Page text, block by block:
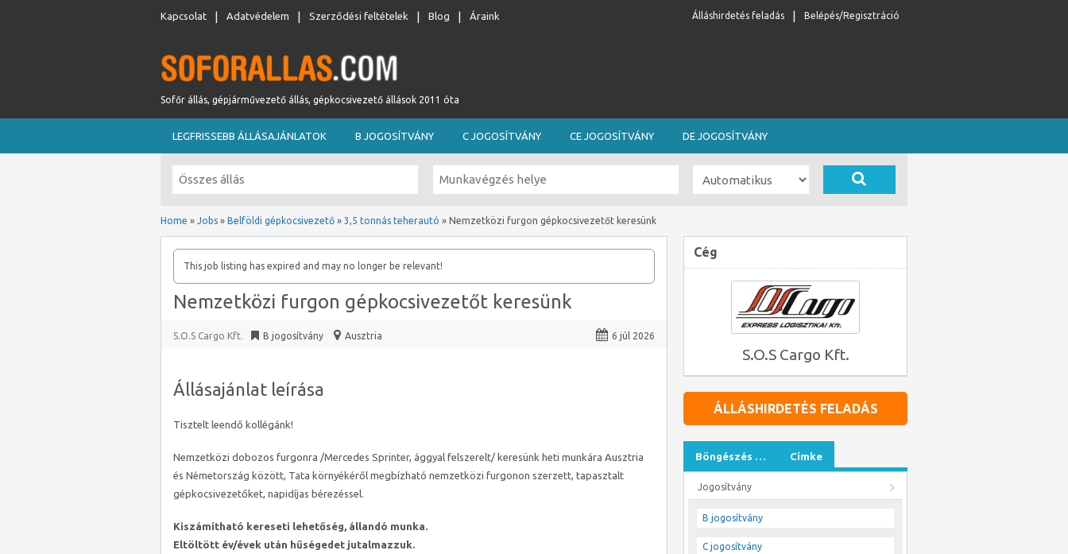
Kapcsolat Adatvédelem Szerződési feltételek Blog Áraink Belépés/Regisztráció
Álláshirdetés feladás
Sofőr állás, gépjárművezető állás, gépkocsivezető állások 2011 óta
LEGFRISSEBB ÁLLÁSAJÁNLATOK B JOGOSÍTVÁNY C JOGOSÍTVÁNY CE JOGOSÍTVÁNY DE JOGOSÍTVÁNY
Home » Jobs » Belföldi gépkocsivezető » 3,5 tonnás teherautó » Nemzetközi furgon gépkocsivezetőt keresünk
This job listing has expired and may no longer be relevant!
Nemzetközi furgon gépkocsivezetőt keresünk
S.O.S Cargo Kft. B jogosítvány Ausztria 6 júl 2026
Állásajánlat leírása
Tisztelt leendő kollégánk!
Nemzetközi dobozos furgonra /Mercedes Sprinter, ággyal felszerelt/ keresünk heti munkára Ausztria
és Németország között, Tata környékéről megbízható nemzetközi furgonon szerzett, tapasztalt
gépkocsivezetőket, napidíjas bérezéssel.
Kiszámítható kereseti lehetőség, állandó munka.
Eltöltött év/évek után hűségedet jutalmazzuk.
Cég
S.O.S Cargo Kft.
ÁLLÁSHIRDETÉS FELADÁS
Böngészés … Címke
Jogosítvány
B jogosítvány
C jogosítvány